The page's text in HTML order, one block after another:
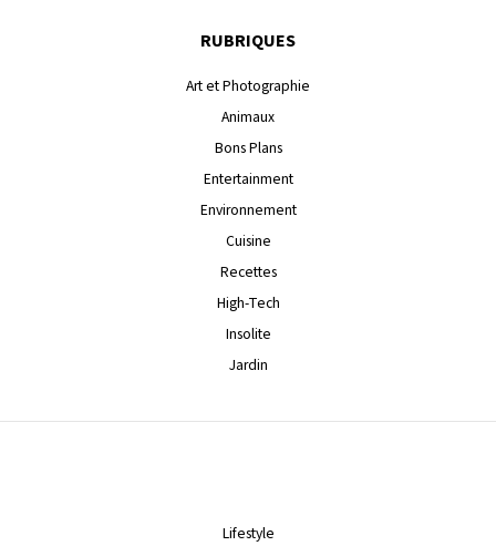
RUBRIQUES
Art et Photographie
Animaux
Bons Plans
Entertainment
Environnement
Cuisine
Recettes
High-Tech
Insolite
Jardin
Lifestyle